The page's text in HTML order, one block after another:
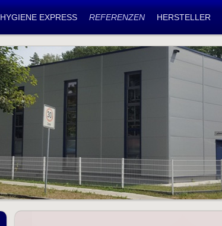
HYGIENE EXPRESS REFERENZEN HERSTELLER